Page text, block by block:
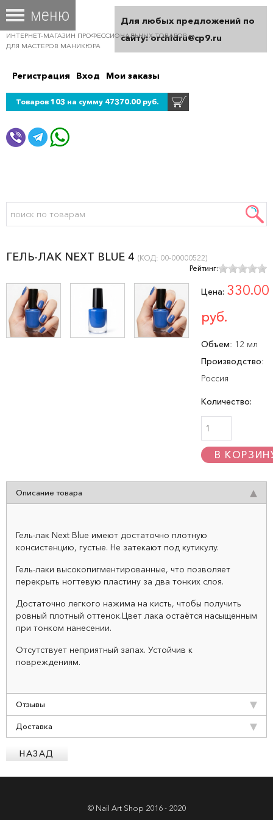
ИНТЕРНЕТ-МАГАЗИН ПРОФЕССИОНАЛЬНЫХ ТОВАРОВ
ДЛЯ МАСТЕРОВ МАНИКЮРА
Регистрация Вход Мои заказы
Товаров 103 на сумму 47370.00 руб.
ГЕЛЬ-ЛАК NEXT BLUE 4 (КОД: 00-00000522)
Рейтинг:
Цена: 330.00
руб.
Объем: 12 мл
Производство:
Россия
Количество:
Описание товара
Гель-лак Next Blue имеют достаточно плотную
консистенцию, густые. Не затекают под кутикулу.
Гель-лаки высокопигментированные, что позволяет
перекрыть ногтевую пластину за два тонких слоя.
Достаточно легкого нажима на кисть, чтобы получить
ровный плотный оттенок.Цвет лака остаётся насыщенным
при тонком нанесении.
Отсутствует неприятный запах. Устойчив к
повреждениям.
Отзывы
Доставка
© Nail Art Shop 2016 - 2020
Для любых предложений по
сайту: orchidru@cp9.ru